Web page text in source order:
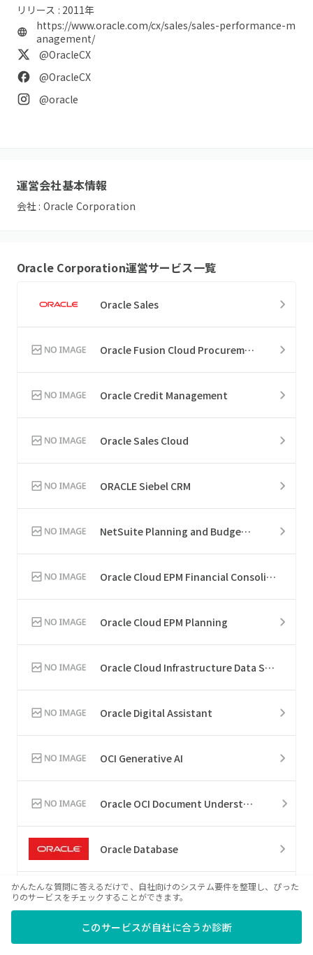
リリース : 2011年
https://www.oracle.com/cx/sales/sales-performance-m
anagement/
@OracleCX
@OracleCX
@oracle
運営会社基本情報
会社 : Oracle Corporation
Oracle Corporation運営サービス一覧
Oracle Sales
Oracle Fusion Cloud Procurement
Oracle Credit Management
Oracle Sales Cloud
ORACLE Siebel CRM
NetSuite Planning and Budgeting
Oracle Cloud EPM Financial Consolidation and Close
Oracle Cloud EPM Planning
Oracle Cloud Infrastructure Data Science
Oracle Digital Assistant
OCI Generative AI
Oracle OCI Document Understanding
Oracle Database
Oracle Linux
かんたんな質問に答えるだけで、自社向けのシステム要件を整理し、ぴった
りのサービスをチェックすることができます。
このサービスが自社に合うか診断